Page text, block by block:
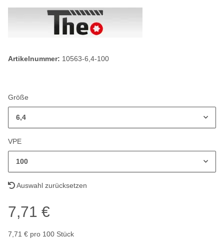
Artikelnummer: 10563-6,4-100
Größe
6,4
VPE
100
Auswahl zurücksetzen
7,71 €
7,71 € pro 100 Stück